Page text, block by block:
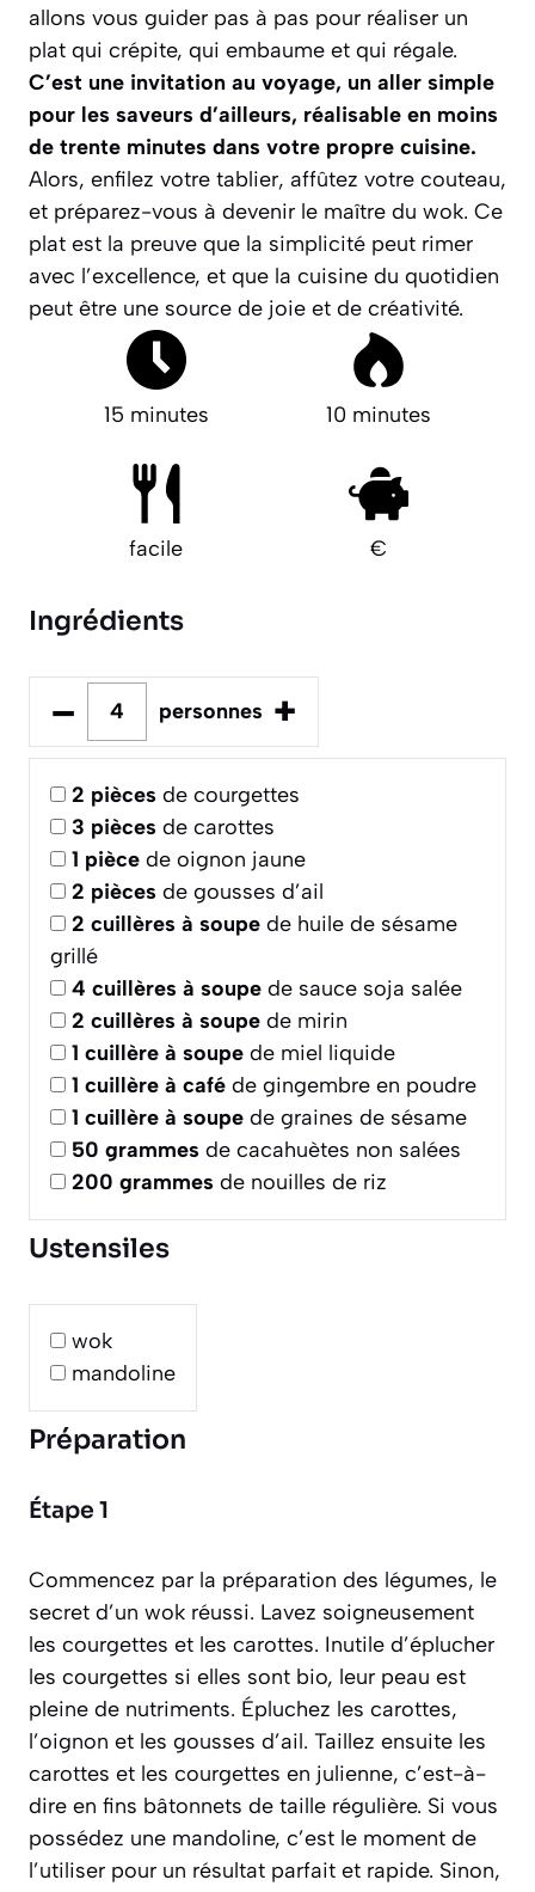
allons vous guider pas à pas pour réaliser un
plat qui crépite, qui embaume et qui régale.
C’est une invitation au voyage, un aller simple
pour les saveurs d’ailleurs, réalisable en moins
de trente minutes dans votre propre cuisine.
Alors, enfilez votre tablier, affûtez votre couteau,
et préparez-vous à devenir le maître du wok. Ce
plat est la preuve que la simplicité peut rimer
avec l’excellence, et que la cuisine du quotidien
peut être une source de joie et de créativité.
15 minutes 10 minutes
facile €
Ingrédients
– personnes +
2 pièces de courgettes
3 pièces de carottes
1 pièce de oignon jaune
2 pièces de gousses d’ail
2 cuillères à soupe de huile de sésame
grillé
4 cuillères à soupe de sauce soja salée
2 cuillères à soupe de mirin
1 cuillère à soupe de miel liquide
1 cuillère à café de gingembre en poudre
1 cuillère à soupe de graines de sésame
50 grammes de cacahuètes non salées
200 grammes de nouilles de riz
Ustensiles
wok
mandoline
Préparation
Étape 1
Commencez par la préparation des légumes, le
secret d’un wok réussi. Lavez soigneusement
les courgettes et les carottes. Inutile d’éplucher
les courgettes si elles sont bio, leur peau est
pleine de nutriments. Épluchez les carottes,
l’oignon et les gousses d’ail. Taillez ensuite les
carottes et les courgettes en julienne, c’est-à-
dire en fins bâtonnets de taille régulière. Si vous
possédez une mandoline, c’est le moment de
l’utiliser pour un résultat parfait et rapide. Sinon,